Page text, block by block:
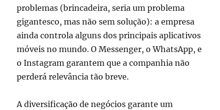
problemas (brincadeira, seria um problema
gigantesco, mas não sem solução): a empresa
ainda controla alguns dos principais aplicativos
móveis no mundo. O Messenger, o WhatsApp, e
o Instagram garantem que a companhia não
perderá relevância tão breve.
A diversificação de negócios garante um